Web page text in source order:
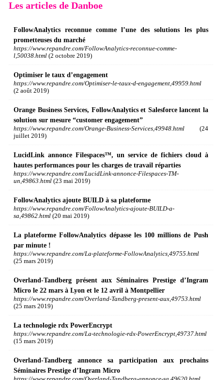
Les articles de Danboe
FollowAnalytics reconnue comme l’une des solutions les plus
prometteuses du marché
https://www.repandre.com/FollowAnalytics-reconnue-comme-
l,50038.html (2 octobre 2019)
Optimiser le taux d’engagement
https://www.repandre.com/Optimiser-le-taux-d-engagement,49959.html
(2 août 2019)
Orange Business Services, FollowAnalytics et Salesforce lancent la
solution sur mesure “customer engagement”
https://www.repandre.com/Orange-Business-Services,49948.html (24
juillet 2019)
LucidLink annonce Filespaces™, un service de fichiers cloud à
hautes performances pour les charges de travail réparties
https://www.repandre.com/LucidLink-annonce-Filespaces-TM-
un,49863.html (23 mai 2019)
FollowAnalytics ajoute BUILD à sa plateforme
https://www.repandre.com/FollowAnalytics-ajoute-BUILD-a-
sa,49862.html (20 mai 2019)
La plateforme FollowAnalytics dépasse les 100 millions de Push
par minute !
https://www.repandre.com/La-plateforme-FollowAnalytics,49755.html
(25 mars 2019)
Overland-Tandberg présent aux Séminaires Prestige d’Ingram
Micro le 22 mars à Lyon et le 12 avril à Montpellier
https://www.repandre.com/Overland-Tandberg-present-aux,49753.html
(25 mars 2019)
La technologie rdx PowerEncrypt
https://www.repandre.com/La-technologie-rdx-PowerEncrypt,49737.html
(15 mars 2019)
Overland-Tandberg annonce sa participation aux prochains
Séminaires Prestige d’Ingram Micro